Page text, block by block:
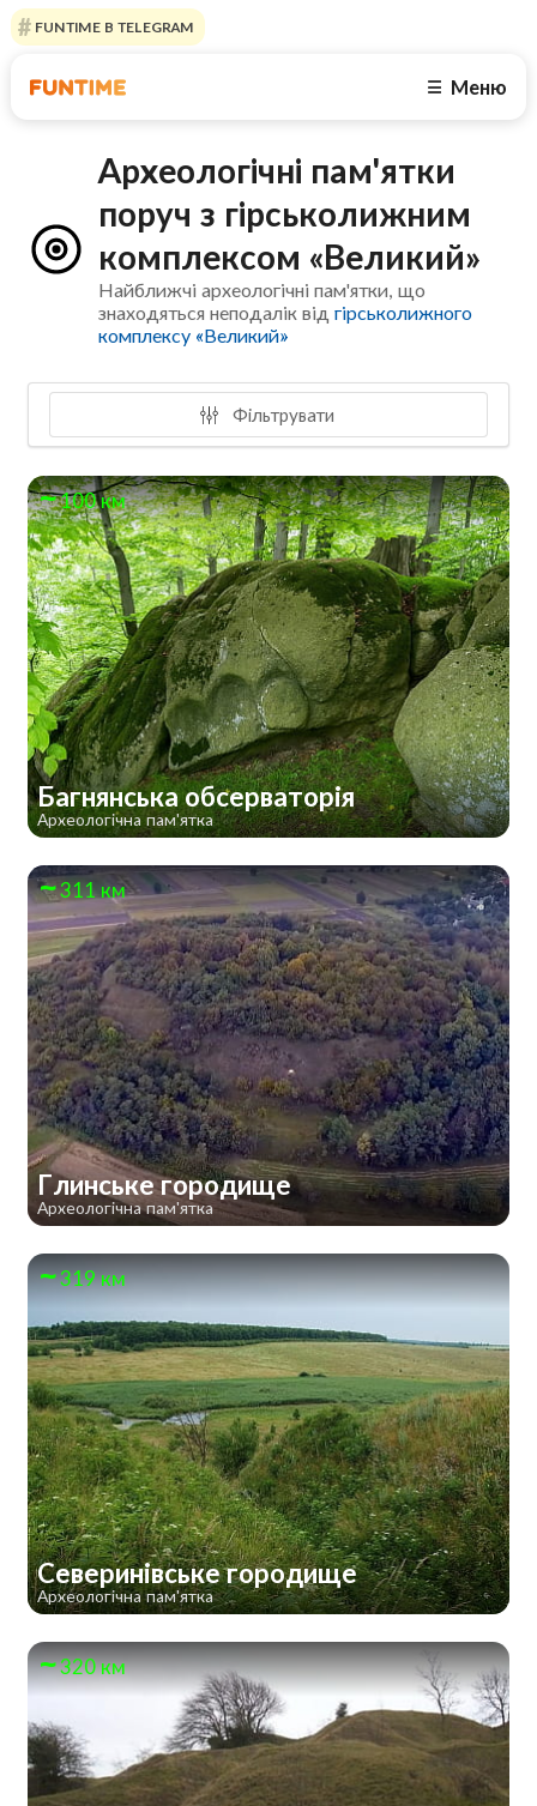
FUNTIME В TELEGRAM
☰ Меню
Археологічні пам'ятки
поруч з гірськолижним
комплексом «Великий»
Найближчі археологічні пам'ятки, що
знаходяться неподалік відгірськолижного
комплексу «Великий»
Фільтрувати
100 км
Багнянська обсерваторія
Археологічна пам'ятка
311 км
Глинське городище
Археологічна пам'ятка
319 км
Северинівське городище
Археологічна пам'ятка
320 км